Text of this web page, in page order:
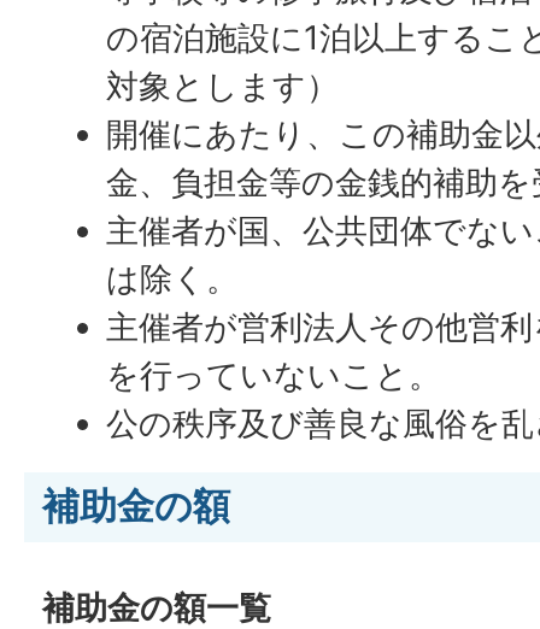
の宿泊施設に1泊以上するこ
対象とします）
開催にあたり、この補助金
金、負担金等の金銭的補助
主催者が国、公共団体でな
は除く。
主催者が営利法人その他営
を行っていないこと。
公の秩序及び善良な風俗を
補助金の額
補助金の額一覧